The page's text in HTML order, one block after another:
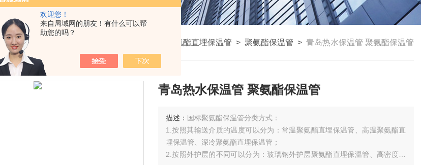
欢迎您！
来自局域网的朋友！有什么可以帮
助您的吗？
聚氨酯直埋保温管 > 聚氨酯保温管 > 青岛热水保温管 聚氨酯保温管
青岛热水保温管 聚氨酯保温管
描述： 国标聚氨酯保温管分类方式：
1.按照其输送介质的温度可以分为：常温聚氨酯直埋保温管、高温聚氨酯直
埋保温管、深冷聚氨酯直埋保温管；
2.按照外护层的不同可以分为：玻璃钢外护层聚氨酯直埋保温管、高密度聚